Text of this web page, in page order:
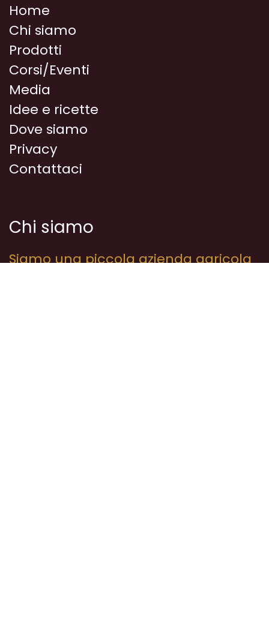
Home
Chi siamo
Prodotti
Corsi/Eventi
Media
Idee e ricette
Dove siamo
Privacy
Contattaci
Chi siamo
Siamo una piccola azienda agricola